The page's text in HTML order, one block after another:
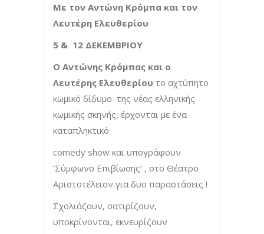
Με τον Αντώνη Κρόμπα και τον
Λευτέρη Ελευθερίου
5 & 12 ΔΕΚΕΜΒΡΙΟΥ
Ο Αντώνης Κρόμπας και ο
Λευτέρης Ελευθερίου τo αχτύπητο
κωμικό δίδυμο της νέας ελληνικής
κωμικής σκηνής, έρχονται με ένα
καταπληκτικό
comedy show και υπογράφουν
‘Σύμφωνο Επιβίωσης’ , στο Θέατρο
Αριστοτέλειον για δυο παραστάσεις !
Σχολιάζουν, σατιρίζουν,
υποκρίνονται, εκνευρίζουν